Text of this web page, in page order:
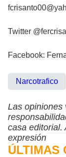
Twitter
Facebook:
Narcotrafico
Las opiniones
casa editorial.
expresión
ÚLTIMAS